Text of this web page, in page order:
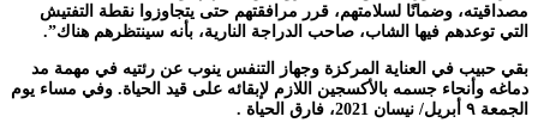
مصداقيته، وضمانًا لسلامتهم، قرر مرافقتهم حتى يتجاوزوا نقطة التفتيش
التي توعدهم فيها الشاب، صاحب الدراجة النارية، بأنه سينتظرهم هناك”.
بقي حبيب في العناية المركزة وجهاز التنفس ينوب عن رئتيه في مهمة مد
دماغه وأنحاء جسمه بالأكسجين اللازم لإبقائه على قيد الحياة. وفي مساء يوم
الجمعة ٩ أبريل/ نيسان 2021، فارق الحياة .